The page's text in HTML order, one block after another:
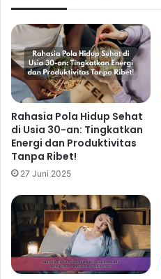
Rahasia Pola Hidup Sehat
di Usia 30-an: Tingkatkan
Energi dan Produktivitas
Tanpa Ribet!
27 Juni 2025